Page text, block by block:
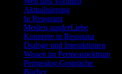
Aktualisierung
In Resonanz
Medien ausderLiebe
Konzepte in Resonanz
Dialoge und Interaktionen
Wissen im Permeaspektrum
Permealog-Gespräche
Bücher